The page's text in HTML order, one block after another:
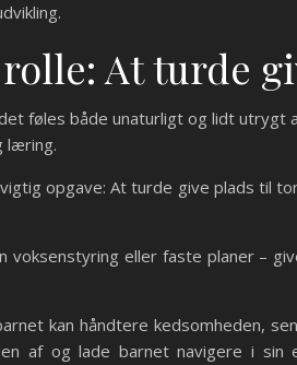
At turde
føles både unaturligt og lidt
læring.
opgave: At turde give plads til
voksenstyring eller faste planer –
kan håndtere kedsomheden,
af og lade barnet navigere i sin